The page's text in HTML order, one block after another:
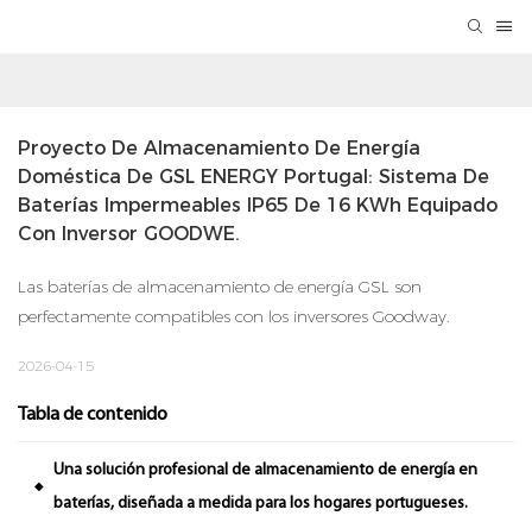
Proyecto De Almacenamiento De Energía
Doméstica De GSL ENERGY Portugal: Sistema De
Baterías Impermeables IP65 De 16 KWh Equipado
Con Inversor GOODWE.
Las baterías de almacenamiento de energía GSL son
perfectamente compatibles con los inversores Goodway.
2026-04-15
Tabla de contenido
◆
Una solución profesional de almacenamiento de energía en
baterías, diseñada a medida para los hogares portugueses.